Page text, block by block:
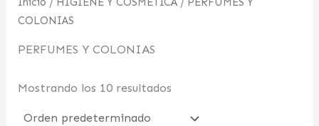
COLONIAS
PERFUMES Y COLONIAS
Mostrando los 10 resultados